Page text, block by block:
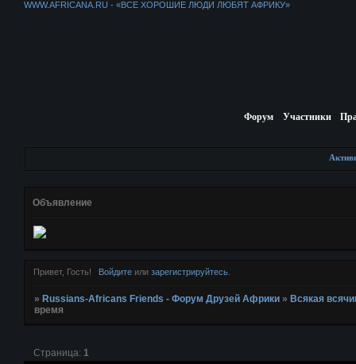
WWW.AFRICANA.RU - «ВСЕ ХОРОШИЕ ЛЮДИ ЛЮБЯТ АФРИКУ»
Форум Участники
Объявление
Привет, Гость! Войдитеили зарегистрируйтесь.
» Russians-Africans Friends - Форум Друзей Африки » Всякая
время
Страница: 1